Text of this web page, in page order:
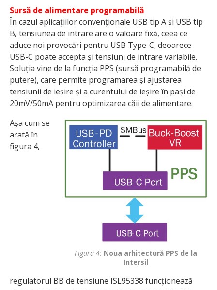
Sursă de alimentare programabilă
În cazul aplicațiilor convenționale USB tip A și USB tip
B, tensiunea de intrare are o valoare fixă, ceea ce
aduce noi provocări pentru USB Type-C, deoarece
USB-C poate accepta și tensiuni de intrare variabile.
Soluția vine de la funcția PPS (sursă programabilă de
putere), care permite programarea și ajustarea
tensiunii de ieșire și a curentului de ieșire în pași de
20mV/50mA pentru optimizarea căii de alimentare.
Figura 4: Noua arhitectură PPS de la
Intersil
Așa cum se
arată în
figura 4,
regulatorul BB de tensiune ISL95338 funcționează